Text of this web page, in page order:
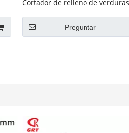
Cortador de relleno de verduras
Preguntar